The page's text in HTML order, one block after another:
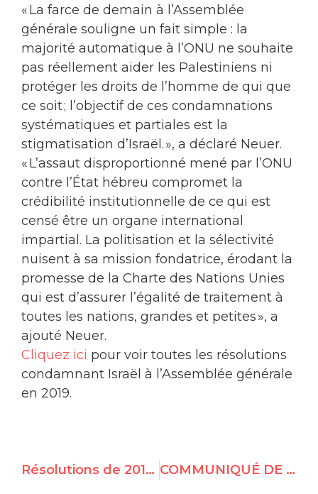
« La farce de demain à l’Assemblée
générale souligne un fait simple : la
majorité automatique à l’ONU ne souhaite
pas réellement aider les Palestiniens ni
protéger les droits de l’homme de qui que
ce soit ; l’objectif de ces condamnations
systématiques et partiales est la
stigmatisation d’Israël. », a déclaré Neuer.
« L’assaut disproportionné mené par l’ONU
contre l’État hébreu compromet la
crédibilité institutionnelle de ce qui est
censé être un organe international
impartial. La politisation et la sélectivité
nuisent à sa mission fondatrice, érodant la
promesse de la Charte des Nations Unies
qui est d’assurer l’égalité de traitement à
toutes les nations, grandes et petites », a
ajouté Neuer.
Cliquez ici pour voir toutes les résolutions
condamnant Israël à l’Assemblée générale
en 2019.
Résolutions de 2019 de la Quatrième Commission des Nations Unies contre Israël – Vote en plénière de l'AG COMMUNIQUÉ DE PRESSE: Aujourd’hui: UN Watch exhorte le Canada de Justin Trudeau à modifier son vote contre Israël